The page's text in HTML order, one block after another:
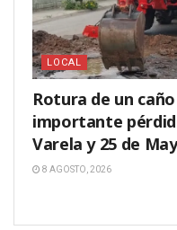
LOCAL
Rotura de un
importante
Varela y 25 de
8 AGOSTO, 2026